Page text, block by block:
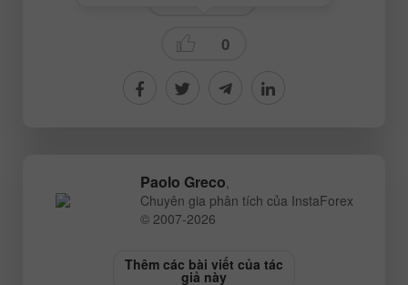
0
Paolo Greco,
Chuyên gia phân tích của InstaForex
© 2007-2026
Thêm các bài viết của tác
giả này